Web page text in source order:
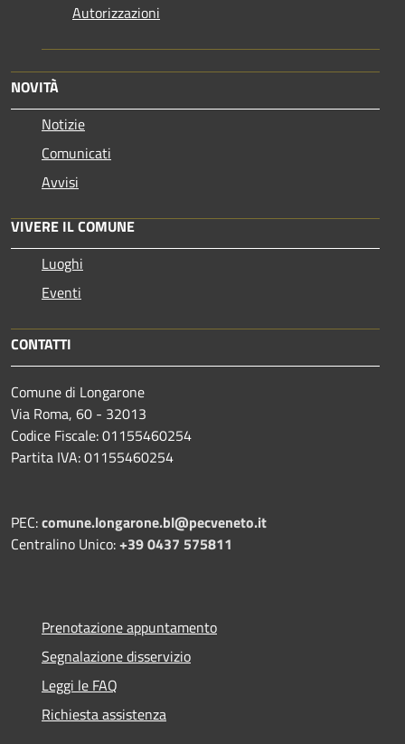
Autorizzazioni
NOVITÀ
Notizie
Comunicati
Avvisi
VIVERE IL COMUNE
Luoghi
Eventi
CONTATTI
Comune di Longarone
Via Roma, 60 - 32013
Codice Fiscale: 01155460254
Partita IVA: 01155460254
PEC:comune.longarone.bl@pecveneto.it
Centralino Unico:+39 0437 575811
Prenotazione appuntamento
Segnalazione disservizio
Leggi le FAQ
Richiesta assistenza